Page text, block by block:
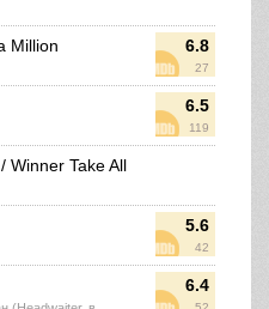
6.8
27
Million
6.5
119
/ Winner Take All
5.6
42
6.4